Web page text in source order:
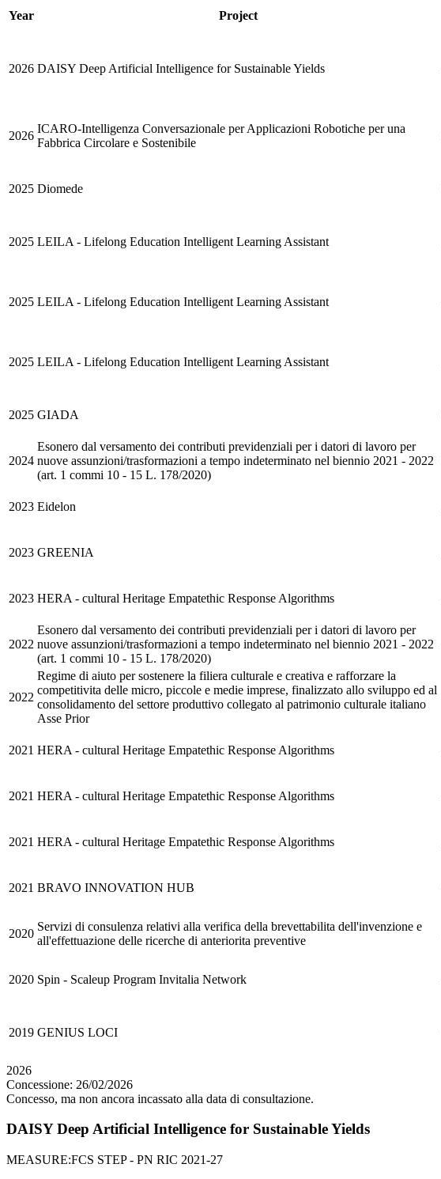
Year Project
2026 DAISY Deep Artificial Intelligence for Sustainable Yields
2026
ICARO-Intelligenza Conversazionale per Applicazioni Robotiche per una
Fabbrica Circolare e Sostenibile
2025 Diomede
2025 LEILA - Lifelong Education Intelligent Learning Assistant
2025 LEILA - Lifelong Education Intelligent Learning Assistant
2025 LEILA - Lifelong Education Intelligent Learning Assistant
2025 GIADA
2024
Esonero dal versamento dei contributi previdenziali per i datori di lavoro per
nuove assunzioni/trasformazioni a tempo indeterminato nel biennio 2021 - 2022
(art. 1 commi 10 - 15 L. 178/2020)
2023 Eidelon
2023 GREENIA
2023 HERA - cultural Heritage Empatethic Response Algorithms
2022
Esonero dal versamento dei contributi previdenziali per i datori di lavoro per
nuove assunzioni/trasformazioni a tempo indeterminato nel biennio 2021 - 2022
(art. 1 commi 10 - 15 L. 178/2020)
2022
Regime di aiuto per sostenere la filiera culturale e creativa e rafforzare la
competitivita delle micro, piccole e medie imprese, finalizzato allo sviluppo ed al
consolidamento del settore produttivo collegato al patrimonio culturale italiano
Asse Prior
2021 HERA - cultural Heritage Empatethic Response Algorithms
2021 HERA - cultural Heritage Empatethic Response Algorithms
2021 HERA - cultural Heritage Empatethic Response Algorithms
2021 BRAVO INNOVATION HUB
2020
Servizi di consulenza relativi alla verifica della brevettabilita dell'invenzione e
all'effettuazione delle ricerche di anteriorita preventive
2020 Spin - Scaleup Program Invitalia Network
2019 GENIUS LOCI
2026
Concessione: 26/02/2026
Concesso, ma non ancora incassato alla data di consultazione.
DAISY Deep Artificial Intelligence for Sustainable Yields
MEASURE:FCS STEP - PN RIC 2021-27